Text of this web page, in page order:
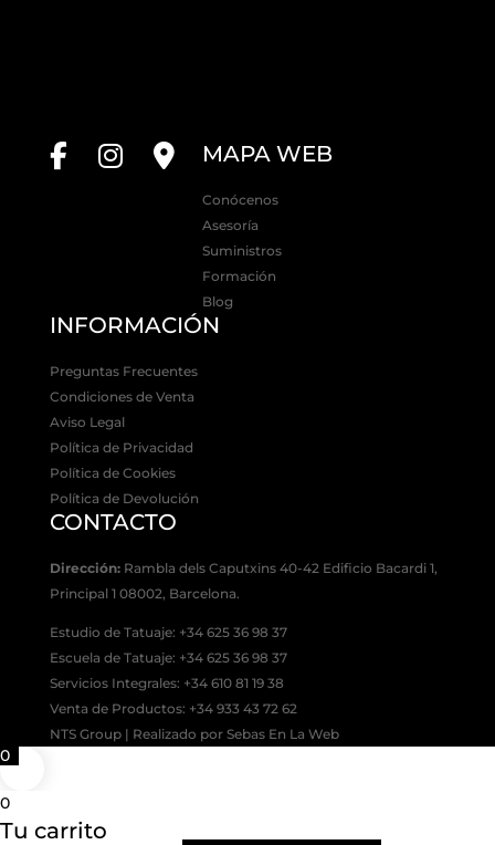
MAPA WEB
Conócenos
Asesoría
Suministros
Formación
Blog
INFORMACIÓN
Preguntas Frecuentes
Condiciones de Venta
Aviso Legal
Política de Privacidad
Política de Cookies
Política de Devolución
CONTACTO
Dirección:Rambla dels Caputxins 40-42 Edificio Bacardi 1,
Principal 1 08002, Barcelona.
Estudio de Tatuaje: +34 625 36 98 37
Escuela de Tatuaje: +34 625 36 98 37
Servicios Integrales: +34 610 81 19 38
Venta de Productos: +34 933 43 72 62
NTS Group | Realizado por Sebas En La Web
0
0
Tu carrito